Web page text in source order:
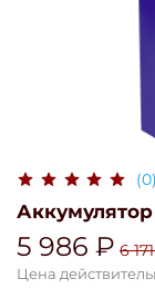
(0)
Аккумулятор
5 986 ₽ 6
Цена